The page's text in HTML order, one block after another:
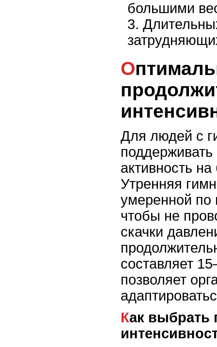
большими
Оптимальная
Для людей с
активность
Утренняя
умеренной по
чтобы не
скачки
составляет
позволяет
Как выбрать правильную